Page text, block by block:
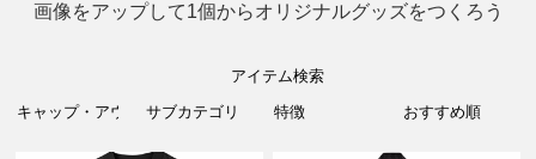
画像をアップして1個からオリジナルグッズをつくろう
アイテム検索